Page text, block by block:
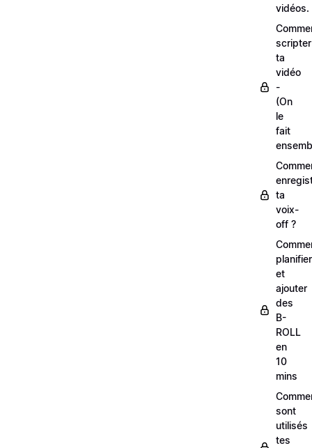
vidéos.
scripter
ta
vidéo
-
(On
le
fait
ta
voix-
off ?
planifier
et
ajouter
des
B-
ROLL
en
10
mins
sont
utilisés
tes